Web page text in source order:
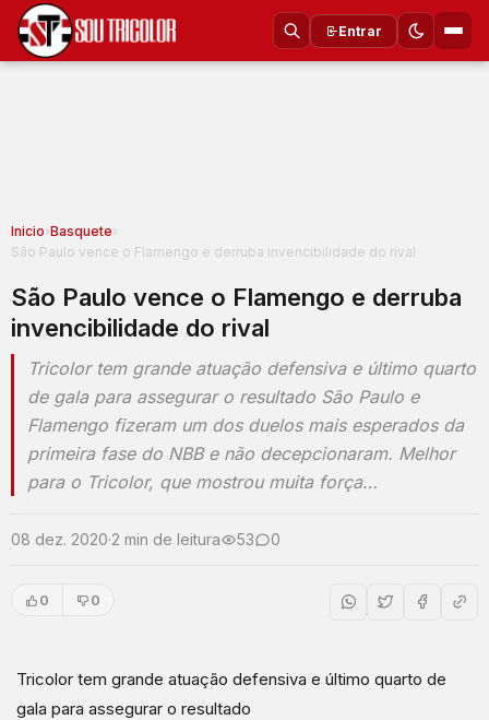
Entrar
Inicio›Basquete›
São Paulo vence o Flamengo e derruba invencibilidade do rival
São Paulo vence o Flamengo e derruba
invencibilidade do rival
Tricolor tem grande atuação defensiva e último quarto
de gala para assegurar o resultado São Paulo e
Flamengo fizeram um dos duelos mais esperados da
primeira fase do NBB e não decepcionaram. Melhor
para o Tricolor, que mostrou muita força…
08 dez. 2020·2 min de leitura 53 0
0 0
Tricolor tem grande atuação defensiva e último quarto de
gala para assegurar o resultado